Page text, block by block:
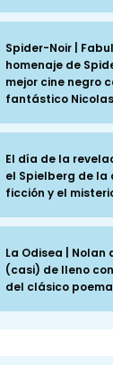
Spider-Noir |
homenaje de
mejor cine negro
fantástico
El día de la
el Spielberg de la
ficción y el
La Odisea | Nolan
(casi) de lleno
del clásico